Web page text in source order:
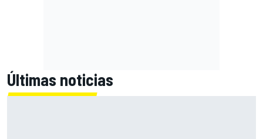
Últimas noticias